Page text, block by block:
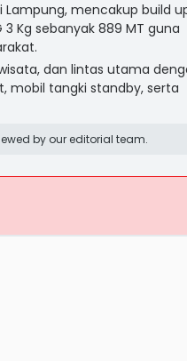
Lampung, mencakup build
3 Kg sebanyak 889 MT guna
dan lintas utama
mobil tangki standby, serta
by our editorial team.